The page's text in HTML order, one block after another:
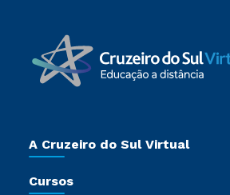
A Cruzeiro do Sul Virtual
Sala de Imprensa
Cursos